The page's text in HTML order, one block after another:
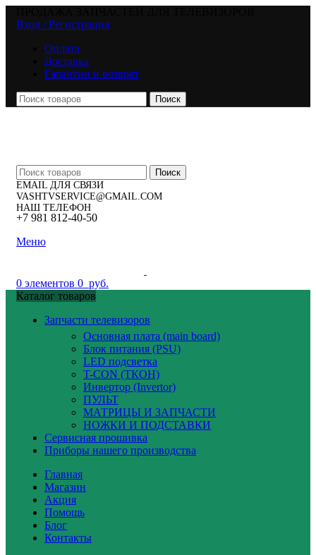
Вход / Регистрация
Оплата
Доставка
Гарантии и возврат
Поиск
Поиск
EMAIL ДЛЯ СВЯЗИ
VASHTVSERVICE@GMAIL.COM
НАШ ТЕЛЕФОН
+7 981 812-40-50
Меню
0 элементов 0 руб.
Каталог товаров
Запчасти телевизоров
Основная плата (main board)
Блок питания (PSU)
LED подсветка
T-CON (ТКОН)
Инвертор (Invertor)
ПУЛЬТ
МАТРИЦЫ И ЗАПЧАСТИ
НОЖКИ И ПОДСТАВКИ
Сервисная прошивка
Приборы нашего производства
Главная
Магазин
Акция
Помощь
Блог
Контакты